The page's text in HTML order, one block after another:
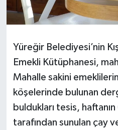
Yüreğir Belediyesi’nin
Emekli Kütüphanesi,
Mahalle sakini
köşelerinde bulunan
buldukları tesis,
tarafından sunulan çay